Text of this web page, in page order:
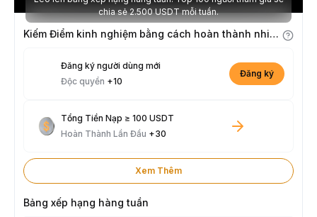
chia sẻ 2.500 USDT mỗi tuần.
Kiếm Điểm kinh nghiệm bằng cách hoàn thành nhiệm vụ
Đăng ký người dùng mới
Độc quyền +10
Đăng ký
Tổng Tiền Nạp ≥ 100 USDT
Hoàn Thành Lần Đầu +30
Xem Thêm
Bảng xếp hạng hàng tuần